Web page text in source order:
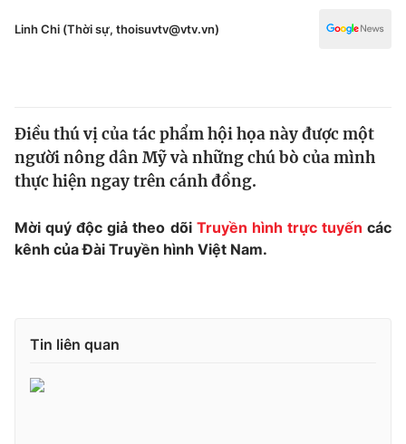
Y tế
Thế giới
Thế giới đó đây
Kinh tế
Góc doanh nghiệp
Giải trí
Y tế
Linh Chi (Thời sự, thoisuvtv@vtv.vn)
Điều thú vị của tác phẩm hội họa này được một
người nông dân Mỹ và những chú bò của mình
thực hiện ngay trên cánh đồng.
Mời quý độc giả theo dõi Truyền hình trực tuyến các
kênh của Đài Truyền hình Việt Nam.
Tin liên quan